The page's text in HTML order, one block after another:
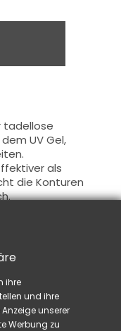
tadellose
demUVGel,
als
die Konturen
mit
Nagelhäute
weicher
abzustoßen,
Gebrauch
ihre
und ihre
unserer
Werbung zu